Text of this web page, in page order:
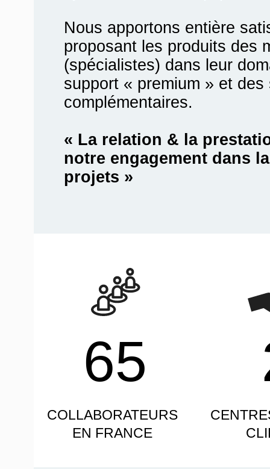
Nous apportons entière
proposant les produits des
(spécialistes) dans leur
support « premium » et des
complémentaires.
« La relation & la
notre engagement dans
projets »
COLLABORATEURS
EN FRANCE
65